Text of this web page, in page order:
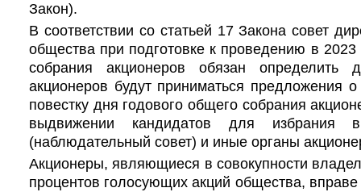
Закон).
В соответствии со статьей 17 Закона совет
общества при подготовке к проведению в 2023
собрания акционеров обязан определить
акционеров будут приниматься предложения
повестку дня годового общего собрания
выдвижении кандидатов для избрания
(наблюдательный совет) и иные органы
Акционеры, являющиеся в совокупности
процентов голосующих акций общества,